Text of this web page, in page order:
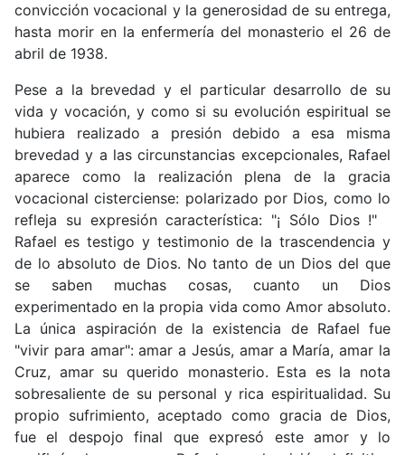
convicción vocacional y la generosidad de su entrega,
hasta morir en la enfermería del monasterio el 26 de
abril de 1938.
Pese a la brevedad y el particular desarrollo de su
vida y vocación, y como si su evolución espiritual se
hubiera realizado a presión debido a esa misma
brevedad y a las circunstancias excepcionales, Rafael
aparece como la realización plena de la gracia
vocacional cisterciense: polarizado por Dios, como lo
refleja su expresión característica: "¡ Sólo Dios !"
Rafael es testigo y testimonio de la trascendencia y
de lo absoluto de Dios. No tanto de un Dios del que
se saben muchas cosas, cuanto un Dios
experimentado en la propia vida como Amor absoluto.
La única aspiración de la existencia de Rafael fue
"vivir para amar": amar a Jesús, amar a María, amar la
Cruz, amar su querido monasterio. Esta es la nota
sobresaliente de su personal y rica espiritualidad. Su
propio sufrimiento, aceptado como gracia de Dios,
fue el despojo final que expresó este amor y lo